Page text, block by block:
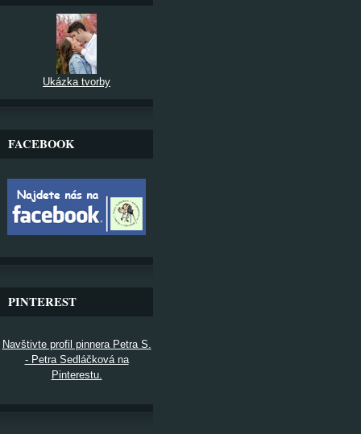
Ukázka tvorby
FACEBOOK
PINTEREST
Navštivte profil pinnera Petra S.
- Petra Sedláčková na
Pinterestu.